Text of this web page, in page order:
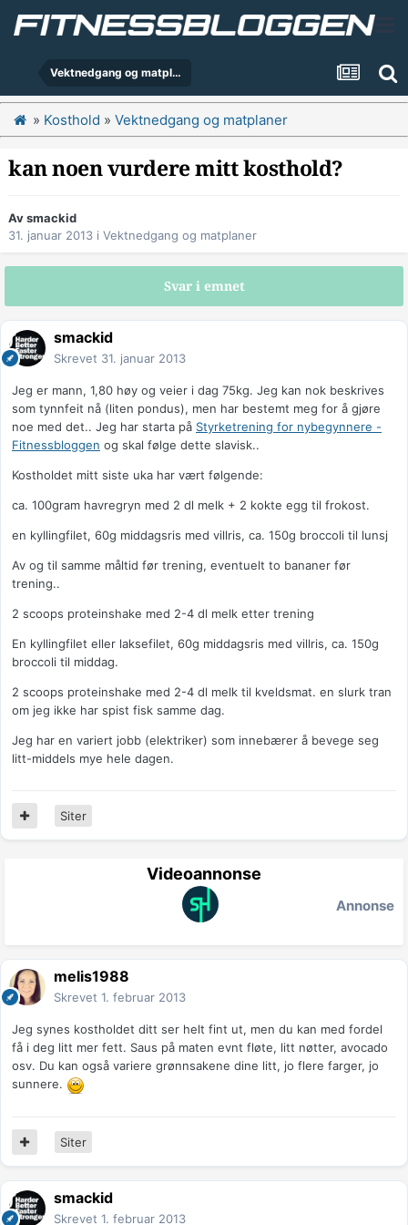
Vektnedgang og matplaner
» Kosthold » Vektnedgang og matplaner
kan noen vurdere mitt kosthold?
Avsmackid
31. januar 2013 i Vektnedgang og matplaner
Svar i emnet
smackid
Skrevet 31. januar 2013
Jeg er mann, 1,80 høy og veier i dag 75kg. Jeg kan nok beskrives
som tynnfeit nå (liten pondus), men har bestemt meg for å gjøre
noe med det.. Jeg har starta på Styrketrening for nybegynnere -
Fitnessbloggen og skal følge dette slavisk..
Kostholdet mitt siste uka har vært følgende:
ca. 100gram havregryn med 2 dl melk + 2 kokte egg til frokost.
en kyllingfilet, 60g middagsris med villris, ca. 150g broccoli til lunsj
Av og til samme måltid før trening, eventuelt to bananer før
trening..
2 scoops proteinshake med 2-4 dl melk etter trening
En kyllingfilet eller laksefilet, 60g middagsris med villris, ca. 150g
broccoli til middag.
2 scoops proteinshake med 2-4 dl melk til kveldsmat. en slurk tran
om jeg ikke har spist fisk samme dag.
Jeg har en variert jobb (elektriker) som innebærer å bevege seg
litt-middels mye hele dagen.
Siter
Videoannonse
Annonse
melis1988
Skrevet 1. februar 2013
Jeg synes kostholdet ditt ser helt fint ut, men du kan med fordel
få i deg litt mer fett. Saus på maten evnt fløte, litt nøtter, avocado
osv. Du kan også variere grønnsakene dine litt, jo flere farger, jo
sunnere.
Siter
smackid
Skrevet 1. februar 2013